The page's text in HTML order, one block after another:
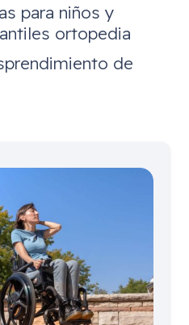
para niños y
ortopedia
de